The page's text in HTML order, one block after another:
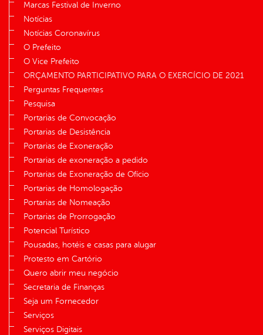
Marcas Festival de Inverno
Notícias
Notícias Coronavírus
O Prefeito
O Vice Prefeito
ORÇAMENTO PARTICIPATIVO PARA O EXERCÍCIO DE 2021
Perguntas Frequentes
Pesquisa
Portarias de Convocação
Portarias de Desistência
Portarias de Exoneração
Portarias de exoneração a pedido
Portarias de Exoneração de Ofício
Portarias de Homologação
Portarias de Nomeação
Portarias de Prorrogação
Potencial Turístico
Pousadas, hotéis e casas para alugar
Protesto em Cartório
Quero abrir meu negócio
Secretaria de Finanças
Seja um Fornecedor
Serviços
Serviços Digitais